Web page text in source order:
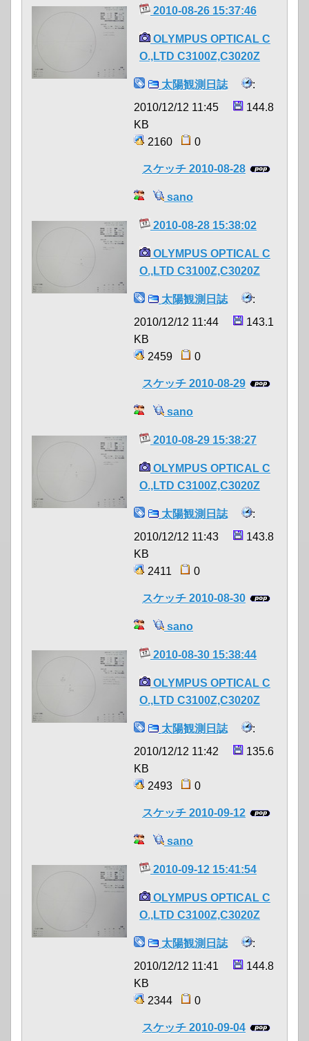
2010-08-26 15:37:46
OLYMPUS OPTICAL C
O.,LTD C3100Z,C3020Z
太陽観測日誌
:
2010/12/12 11:45
144.8
KB
2160
0
スケッチ 2010-08-28
sano
2010-08-28 15:38:02
OLYMPUS OPTICAL C
O.,LTD C3100Z,C3020Z
太陽観測日誌
:
2010/12/12 11:44
143.1
KB
2459
0
スケッチ 2010-08-29
sano
2010-08-29 15:38:27
OLYMPUS OPTICAL C
O.,LTD C3100Z,C3020Z
太陽観測日誌
:
2010/12/12 11:43
143.8
KB
2411
0
スケッチ 2010-08-30
sano
2010-08-30 15:38:44
OLYMPUS OPTICAL C
O.,LTD C3100Z,C3020Z
太陽観測日誌
:
2010/12/12 11:42
135.6
KB
2493
0
スケッチ 2010-09-12
sano
2010-09-12 15:41:54
OLYMPUS OPTICAL C
O.,LTD C3100Z,C3020Z
太陽観測日誌
:
2010/12/12 11:41
144.8
KB
2344
0
スケッチ 2010-09-04